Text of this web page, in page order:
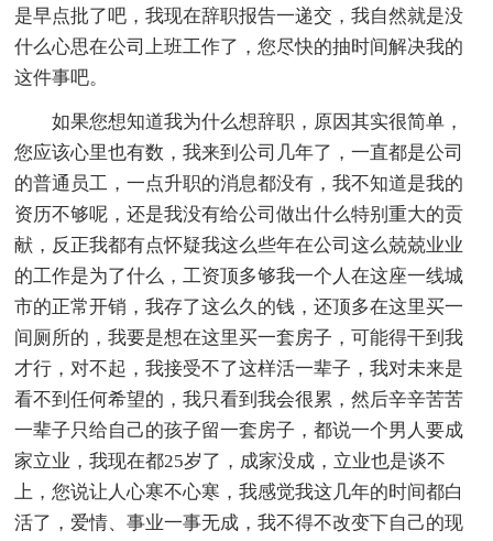
是早点批了吧，我现在辞职报告一递交，我自然就是没
什么心思在公司上班工作了，您尽快的抽时间解决我的
这件事吧。
如果您想知道我为什么想辞职，原因其实很简单，
您应该心里也有数，我来到公司几年了，一直都是公司
的普通员工，一点升职的消息都没有，我不知道是我的
资历不够呢，还是我没有给公司做出什么特别重大的贡
献，反正我都有点怀疑我这么些年在公司这么兢兢业业
的工作是为了什么，工资顶多够我一个人在这座一线城
市的正常开销，我存了这么久的钱，还顶多在这里买一
间厕所的，我要是想在这里买一套房子，可能得干到我
才行，对不起，我接受不了这样活一辈子，我对未来是
看不到任何希望的，我只看到我会很累，然后辛辛苦苦
一辈子只给自己的孩子留一套房子，都说一个男人要成
家立业，我现在都25岁了，成家没成，立业也是谈不
上，您说让人心寒不心寒，我感觉我这几年的时间都白
活了，爱情、事业一事无成，我不得不改变下自己的现